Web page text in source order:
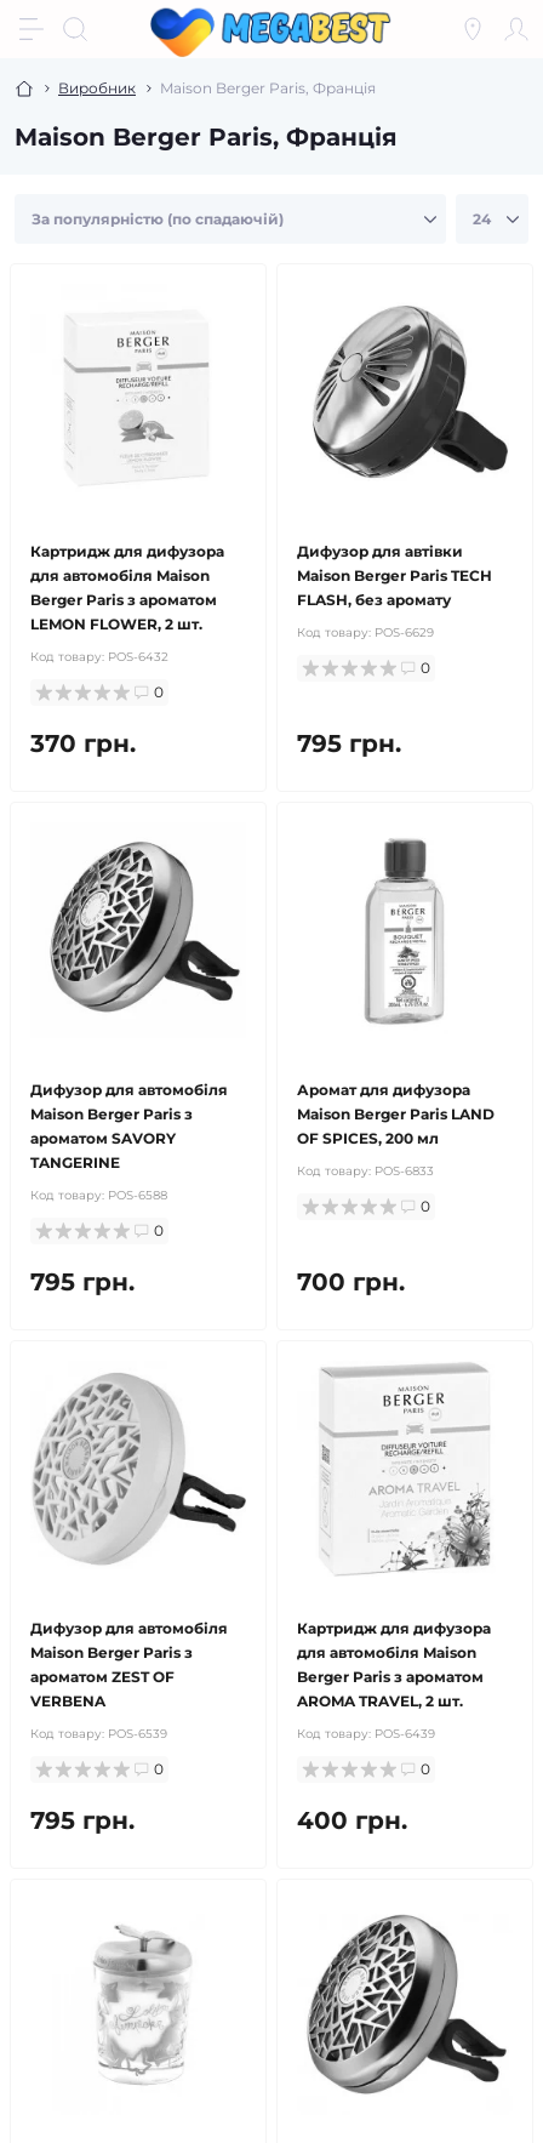
Виробник Maison Berger Paris, Франція
Maison Berger Paris, Франція
Картридж для дифузора
для автомобіля Maison
Berger Paris з ароматом
LEMON FLOWER, 2 шт.
Код товару: POS-6432
0
370 грн.
Дифузор для автівки
Maison Berger Paris TECH
FLASH, без аромату
Код товару: POS-6629
0
795 грн.
Дифузор для автомобіля
Maison Berger Paris з
ароматом SAVORY
TANGERINE
Код товару: POS-6588
0
795 грн.
Аромат для дифузора
Maison Berger Paris LAND
OF SPICES, 200 мл
Код товару: POS-6833
0
700 грн.
Дифузор для автомобіля
Maison Berger Paris з
ароматом ZEST OF
VERBENA
Код товару: POS-6539
0
795 грн.
Картридж для дифузора
для автомобіля Maison
Berger Paris з ароматом
AROMA TRAVEL, 2 шт.
Код товару: POS-6439
0
400 грн.